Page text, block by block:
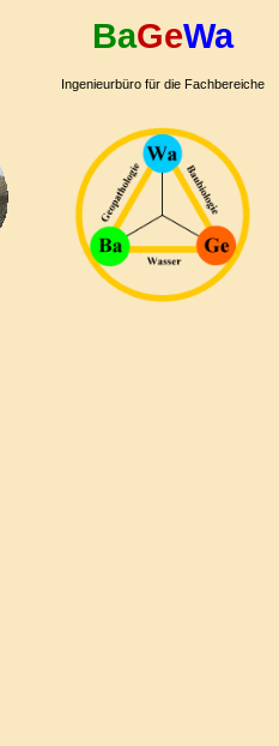
BaGeWa
Ingenieurbüro für die Fachbereiche